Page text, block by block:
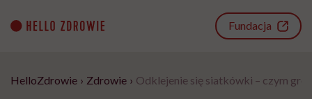
content
Fundacja
HelloZdrowie › Zdrowie › Odklejenie się siatkówki – czym